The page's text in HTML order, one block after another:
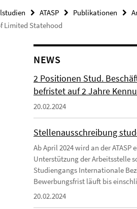
ATASP Publikationen
Limited Statehood
NEWS
2 Positionen Stud.
befristet auf 2 Jahre
20.02.2024
Stellenausschreibung
Ab April 2024 wird an der
Unterstützung der Arbeitsstelle
Studiengangs Internationale
Bewerbungsfrist läuft bis
20.02.2024